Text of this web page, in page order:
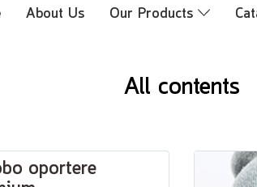
About Us Our Products
All contents
oportere